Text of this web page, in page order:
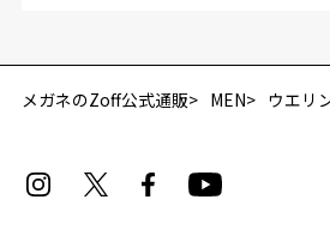
メガネのZoff公式通販 MEN ウエリ